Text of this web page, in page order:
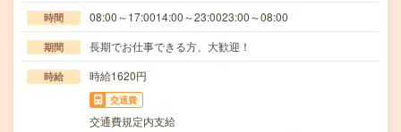
時間 08:00～17:0014:00～23:0023:00～08:00
期間 長期でお仕事できる方、大歓迎！
時給 時給1620円
交通費
交通費規定内支給